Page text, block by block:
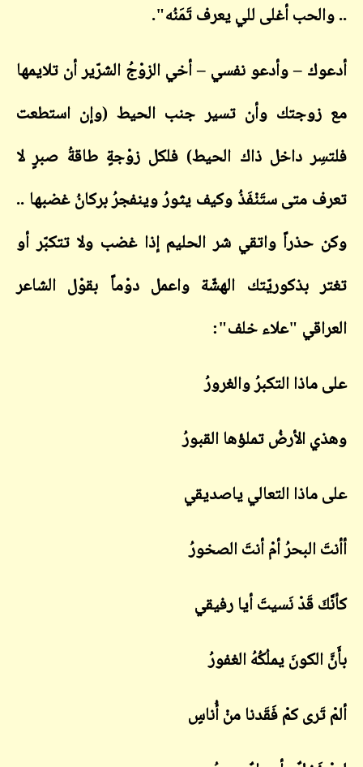
.. والحب أغلى للي يعرف تَمَنُه".
أدعوك – وأدعو نفسي – أخي الزوْجُ الشرّير أن تلايمها
مع زوجتك وأن تسير جنب الحيط (وإن استطعت
فلتسِر داخل ذاك الحيط) فلكل زوْجةٍ طاقةُ صبرٍ لا
تعرف متى ستَنْفَذُ وكيف يثورُ وينفجرُ بركانُ غضبها ..
وكن حذراً واتقي شر الحليم إذا غضب ولا تتكبّر أو
تغتر بذكوريّتك الهشّة واعمل دوْماً بقوْل الشاعر
العراقي "علاء خلف":
على ماذا التكبرُ والغرورُ
وهذي الأرضُ تملؤها القبورُ
على ماذا التعالي ياصديقي
أأنتَ البحرُ أمْ أنتَ الصخورُ
كأنَّكَ قَدْ نَسيتَ أيا رفيقي
بأَنَّ الكونَ يملُكُهُ الغفورُ
ألمْ تَرى كمْ فَقَدنا منْ أُناسٍ